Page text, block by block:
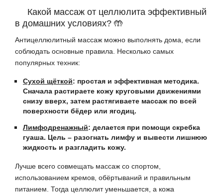
Какой массаж от целлюлита эффективный
в домашних условиях? 🤲
Антицеллюлитный массаж можно выполнять дома, если
соблюдать основные правила. Несколько самых
популярных техник:
Сухой щёткой: простая и эффективная методика.
Сначала растираете кожу круговыми движениями
снизу вверх, затем растягиваете массаж по всей
поверхности бёдер или ягодиц.
Лимфодренажный: делается при помощи скребка
гуаша. Цель – разогнать лимфу и вывести лишнюю
жидкость и разгладить кожу.
Лучше всего совмещать массаж со спортом,
использованием кремов, обёртываний и правильным
питанием. Тогда целлюлит уменьшается, а кожа